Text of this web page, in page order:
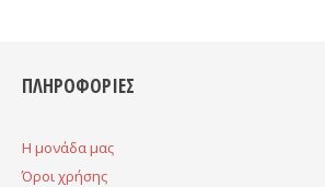
ΠΛΗΡΟΦΟΡΙΕΣ
H μονάδα μας
Όροι χρήσης